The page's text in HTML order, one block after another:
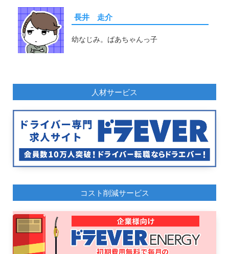
長井 走介
幼なじみ。ばあちゃんっ子
人材サービス
コスト削減サービス